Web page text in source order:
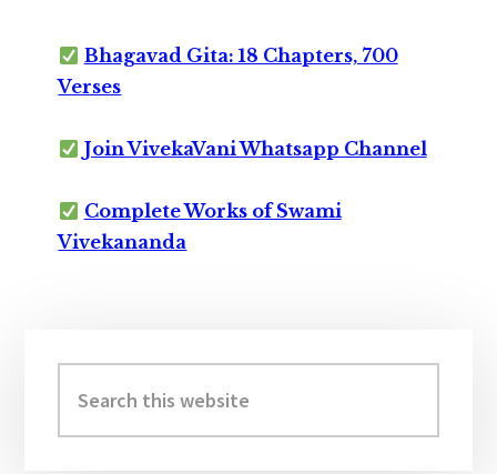
Bhagavad Gita: 18 Chapters, 700
Verses
Join VivekaVani Whatsapp Channel
Complete Works of Swami
Vivekananda
Sidebar
this
website